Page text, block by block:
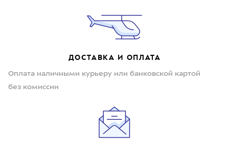
ДОСТАВКА И ОПЛАТА
Оплата наличными курьеру или банковской картой
без комиссии